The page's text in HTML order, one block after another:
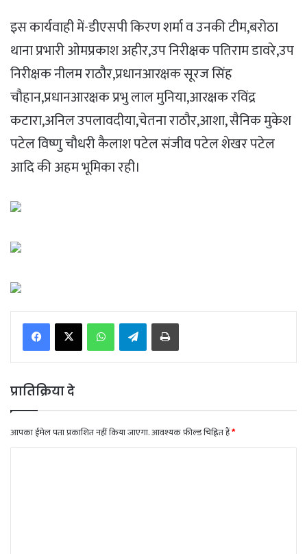
इस कार्यवाही में-डीएसपी किरण शर्मा व उनकी टीम,बरोठा
थाना प्रभारी ओमप्रकाश अहीर,उप निरीक्षक पतिराम डावरे,उप
निरीक्षक नीलम राठौर,प्रधानआरक्षक सूरज सिंह
चौहान,प्रधानआरक्षक प्रभु लाल मुनिया,आरक्षक रविंद्र
कटारा,अनिल उपलावदीया,चेतना राठौर,आशा, सैनिक मुकेश
पटेल विष्णु चौधरी कैलाश पटेल संजीव पटेल शेखर पटेल
आदि की अहम भूमिका रही।
Telegram
प्रातिक्रिया दे
आपका ईमेल पता प्रकाशित नहीं किया जाएगा.आवश्यक फ़ील्ड चिह्नित हैं*